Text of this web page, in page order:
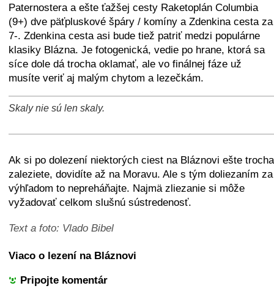
Paternostera a ešte ťažšej cesty Raketoplán Columbia
(9+) dve päťpluskové špáry / komíny a Zdenkina cesta za
7-. Zdenkina cesta asi bude tiež patriť medzi populárne
klasiky Blázna. Je fotogenická, vedie po hrane, ktorá sa
síce dole dá trocha oklamať, ale vo finálnej fáze už
musíte veriť aj malým chytom a lezečkám.
Skaly nie sú len skaly.
+ − ⛶
Ak si po dolezení niektorých ciest na Bláznovi ešte trocha
zaleziete, dovidíte až na Moravu. Ale s tým doliezaním za
výhľadom to nepreháňajte. Najmä zliezanie si môže
vyžadovať celkom slušnú sústredenosť.
Text a foto: Vlado Bibel
Viaco o lezení na Bláznovi
Pripojte komentár